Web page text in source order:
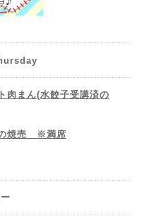
肉まん(水餃子受講済の
の焼売 ※満席